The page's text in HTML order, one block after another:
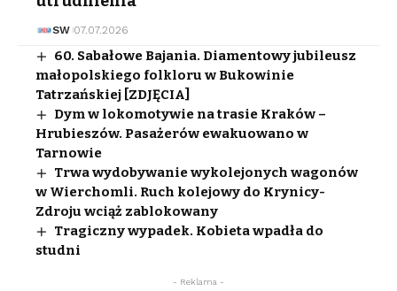
SW 07.07.2026
60. Sabałowe Bajania. Diamentowy jubileusz
małopolskiego folkloru w Bukowinie
Tatrzańskiej [ZDJĘCIA]
Dym w lokomotywie na trasie Kraków –
Hrubieszów. Pasażerów ewakuowano w
Tarnowie
Trwa wydobywanie wykolejonych wagonów
w Wierchomli. Ruch kolejowy do Krynicy-
Zdroju wciąż zablokowany
Tragiczny wypadek. Kobieta wpadła do
studni
- Reklama -